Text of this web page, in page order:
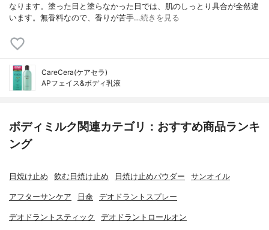
なります。塗った日と塗らなかった日では、肌のしっとり具合が全然違
います。無香料なので、香りが苦手…続きを見る
CareCera(ケアセラ)
APフェイス&ボディ乳液
ボディミルク関連カテゴリ：おすすめ商品ランキ
ング
日焼け止め 飲む日焼け止め 日焼け止めパウダー サンオイル
アフターサンケア 日傘 デオドラントスプレー
デオドラントスティック デオドラントロールオン